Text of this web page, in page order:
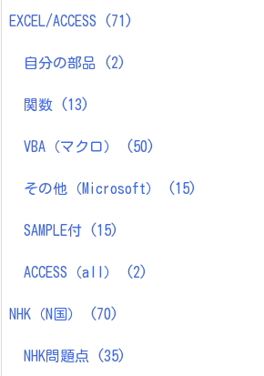
EXCEL/ACCESS (71)
自分の部品 (2)
関数 (13)
VBA（マクロ） (50)
その他（Microsoft） (15)
SAMPLE付 (15)
ACCESS（all） (2)
NHK（N国） (70)
NHK問題点 (35)